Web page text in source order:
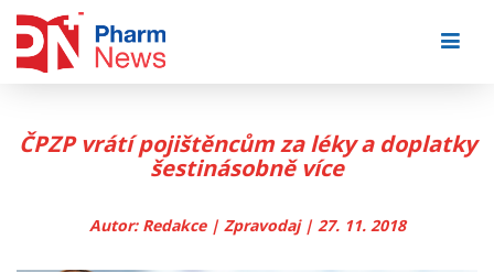
ČPZP vrátí pojištěncům za léky a doplatky
šestinásobně více
Autor: Redakce | Zpravodaj | 27. 11. 2018